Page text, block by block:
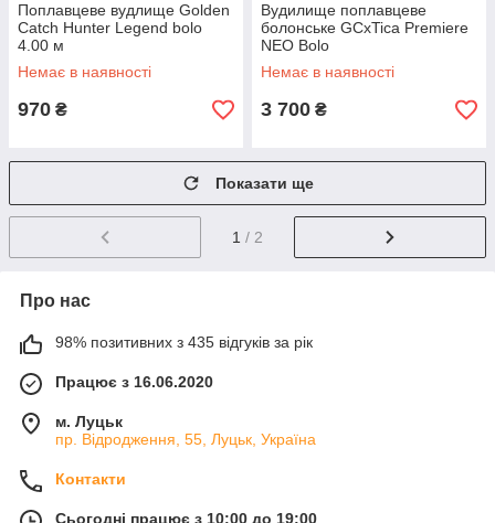
Поплавцеве вудлище Golden
Catch Hunter Legend bolo
4.00 м
Немає в наявності
970 ₴
Вудилище поплавцеве
болонське GCxTica Premiere
NEO Bolo
Немає в наявності
3 700 ₴
Показати ще
1 / 2
Про нас
98% позитивних з 435 відгуків за рік
Працює з 16.06.2020
м. Луцьк
пр. Відродження, 55, Луцьк, Україна
Контакти
Сьогодні працює з 10:00 до 19:00